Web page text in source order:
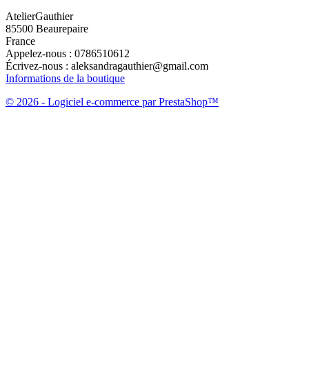
AtelierGauthier
85500 Beaurepaire
France
Appelez-nous : 0786510612
Écrivez-nous : aleksandragauthier@gmail.com
Informations de la boutique
© 2026 - Logiciel e-commerce par PrestaShop™